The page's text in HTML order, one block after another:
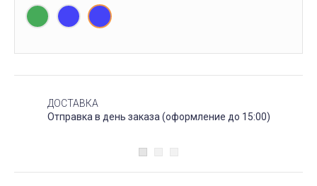
ДОСТАВКА
Отправка в день заказа (оформление до 15:00)